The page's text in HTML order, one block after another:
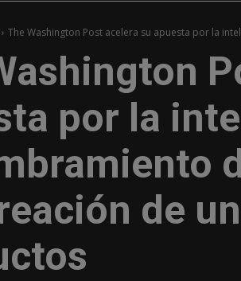
The Washington Post acelera su apuesta por la
por la
de